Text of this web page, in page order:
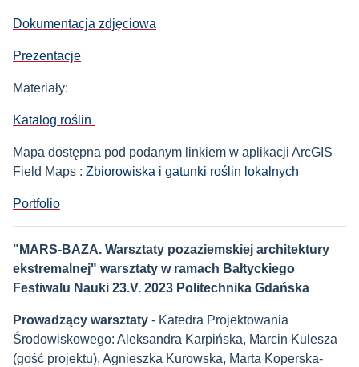
Dokumentacja zdjęciowa
Prezentacje
Materiały:
Katalog roślin
Mapa dostępna pod podanym linkiem w aplikacji ArcGIS
Field Maps : Zbiorowiska i gatunki roślin lokalnych
Portfolio
"MARS-BAZA. Warsztaty pozaziemskiej architektury
ekstremalnej" warsztaty w ramach Bałtyckiego
Festiwalu Nauki 23.V. 2023 Politechnika Gdańska
Prowadzący warsztaty - Katedra Projektowania
Środowiskowego: Aleksandra Karpińska, Marcin Kulesza
(gość projektu), Agnieszka Kurowska, Marta Koperska-